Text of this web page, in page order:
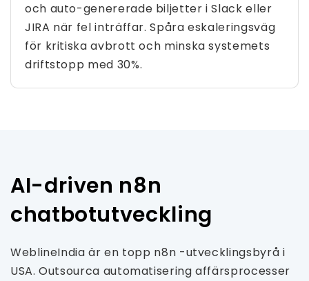
och auto-genererade biljetter i Slack eller
JIRA när fel inträffar. Spåra eskaleringsväg
för kritiska avbrott och minska systemets
driftstopp med 30%.
AI-driven n8n
chatbotutveckling
WeblineIndia är en topp n8n -utvecklingsbyrå i
USA. Outsourca automatisering affärsprocesser